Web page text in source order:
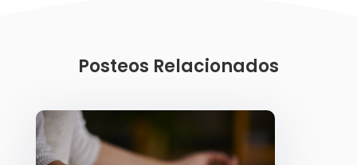
Posteos Relacionados